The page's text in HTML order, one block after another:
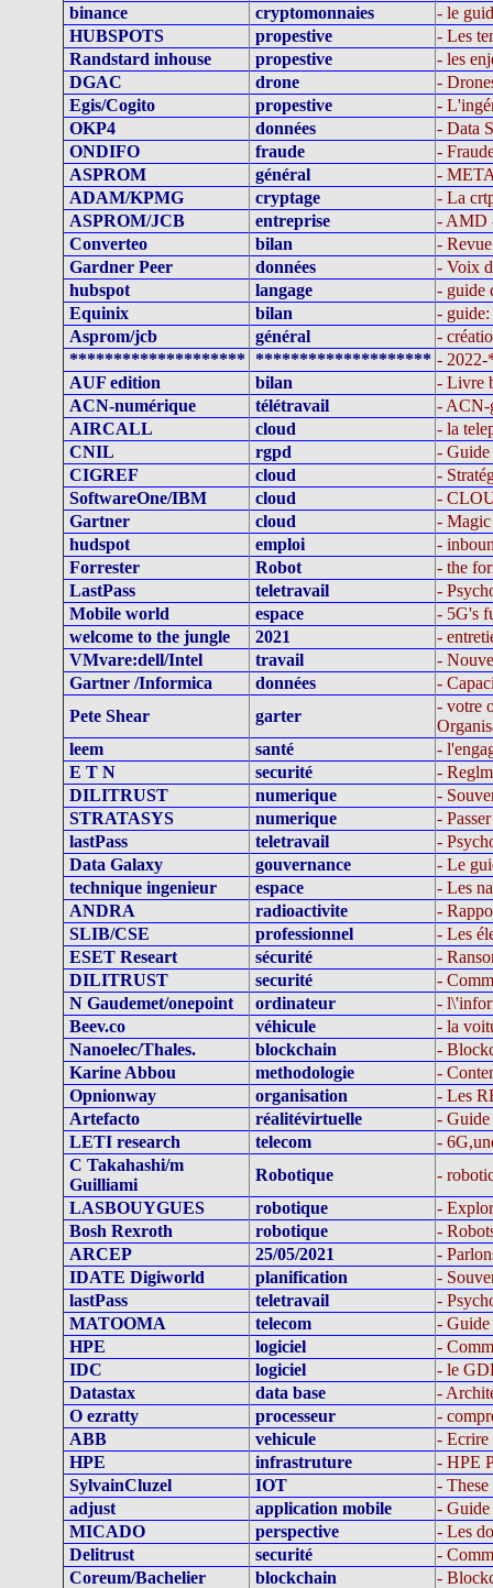
binance
cryptomonnaies
- le
HUBSPOTS
propestive
- Les
Randstard inhouse
propestive
- les
DGAC
drone
-
Egis/Cogito
propestive
-
OKP4
données
- Data
ONDIFO
fraude
-
ASPROM
général
-
ADAM/KPMG
cryptage
- La
ASPROM/JCB
entreprise
- AMD
Converteo
bilan
-
Gardner Peer
données
- Voix
hubspot
langage
- guide
Equinix
bilan
-
Asprom/jcb
général
-
********************
******************** -
AUF edition
bilan
- Livre
ACN-numérique
télétravail
- ACN-
AIRCALL
cloud
- la
CNIL
rgpd
-
CIGREF
cloud
-
SoftwareOne/IBM
cloud
-
Gartner
cloud
- Magic
hudspot
emploi
-
Forrester
Robot
- the
LastPass
teletravail
-
Mobile world
espace
- 5G's
welcome to the jungle
2021
-
VMvare:dell/Intel
travail
-
Gartner /Informica
données
-
Pete Shear
garter
- votre
leem
santé
-
E T N
securité
-
DILITRUST
numerique
-
STRATASYS
numerique
-
lastPass
teletravail
-
Data Galaxy
gouvernance
- Le
technique ingenieur
espace
- Les
ANDRA
radioactivite
-
SLIB/CSE
professionnel
- Les
ESET Researt
sécurité
-
DILITRUST
securité
-
N Gaudemet/onepoint
ordinateur
-
Beev.co
véhicule
- la
Nanoelec/Thales.
blockchain
-
Karine Abbou
methodologie
-
Opnionway
organisation
- Les
Artefacto
réalitévirtuelle
- Guide
LETI research
telecom
-
C Takahashi/m
Guilliami
Robotique
-
LASBOUYGUES
robotique
-
Bosh Rexroth
robotique
-
ARCEP
25/05/2021
-
IDATE Digiworld
planification
-
lastPass
teletravail
-
MATOOMA
telecom
-
HPE
logiciel
-
IDC
logiciel
- le
Datastax
data base
-
O ezratty
processeur
-
ABB
vehicule
- Ecrire
HPE
infrastruture
- HPE
SylvainCluzel
IOT
-
adjust
application mobile
- Guide
MICADO
perspective
- Les
Delitrust
securité
-
Coreum/Bachelier
blockchain
-